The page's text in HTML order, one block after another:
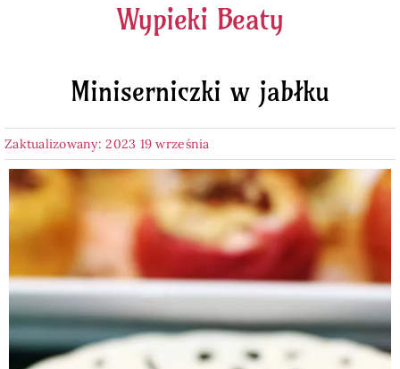
Ciasta
Desery
Napoje
Pieczywo
Przetwory
Wypieki Beaty
Miniserniczki w jabłku
Zaktualizowany: 2023 19 września